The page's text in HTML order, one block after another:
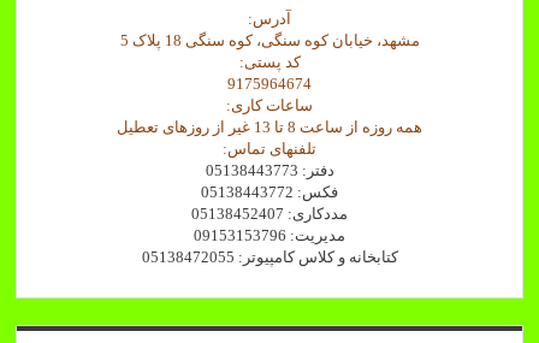
آدرس:
مشهد، خیابان کوه سنگی، کوه سنگی 18 پلاک 5
کد پستی:
9175964674
ساعات کاری:
همه روزه از ساعت 8 تا 13 غیر از روزهای تعطیل
تلفنهای تماس:
دفتر: 05138443773
فکس: 05138443772
مددکاری: 05138452407
مدیریت: 09153153796
کتابخانه و کلاس کامپیوتر: 05138472055